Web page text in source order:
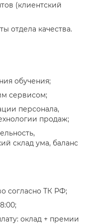
(клиентский
отдела качества.
обучения;
сервисом;
персонала,
продаж;
склад ума, баланс
согласно ТК РФ;
оклад + премии